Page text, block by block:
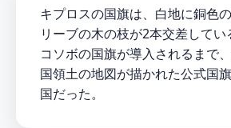
キプロスの国旗は、白地に銅色
リーブの木の枝が2本交差して
コソボの国旗が導入されるまで
国領土の地図が描かれた公式国
国だった。